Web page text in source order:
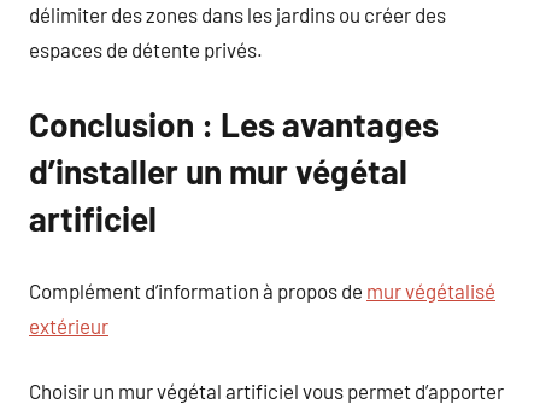
délimiter des zones dans les jardins ou créer des
espaces de détente privés.
Conclusion : Les avantages
d’installer un mur végétal
artificiel
Complément d’information à propos de mur végétalisé
extérieur
Choisir un mur végétal artificiel vous permet d’apporter